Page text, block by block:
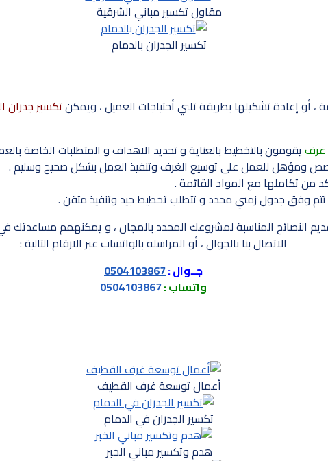
مقاول تكسير مباني الشرقية
تكسير الجدران بالدمام
، أو إعادة تشكيلها بطريقة تلبي أحتياجات العميل ، ويمكنتكسير جدران
غرفيقومون بالتخطيط بالعناية و تحديد الاهداف و المتطلبات الخاصة
ومؤهل للعمل على توسيع الغرف وتنفيذ العمل بشكل صحيح وسليم .
من تكاملها مع المواد القائمة .
تتم وفق جدول زمني محدد و تتطلب تخطيط جيد وتنفيذ متقن .
النصائح المناسبة لمشروعك المحدد بالمجان ، و يمكنهمم مساعدتك
الاتصال بنا بالجوال ، أو المراسله بالواتساب عبر الارقام التالية :
جــوال :0504103867
واتساب :0504103867
أعمال توسعة غرف القطيف
تكسير الجدران في الدمام
هدم وتكسير مباني الخبر